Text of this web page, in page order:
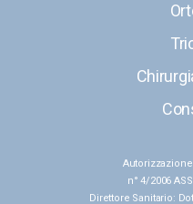
n° 4/2006
Direttore Sanitario: